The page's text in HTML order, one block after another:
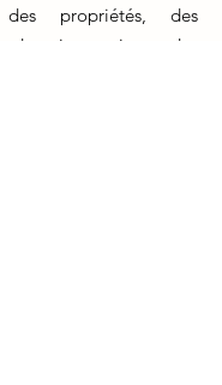
des propriétés, des
des interactions des